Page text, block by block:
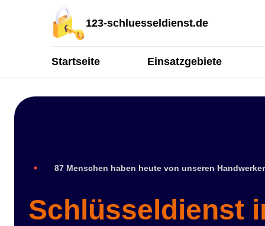
123-schluesseldienst.de
Startseite Einsatzgebiete
87 Menschen haben heute von unseren
Schlüsseldienst